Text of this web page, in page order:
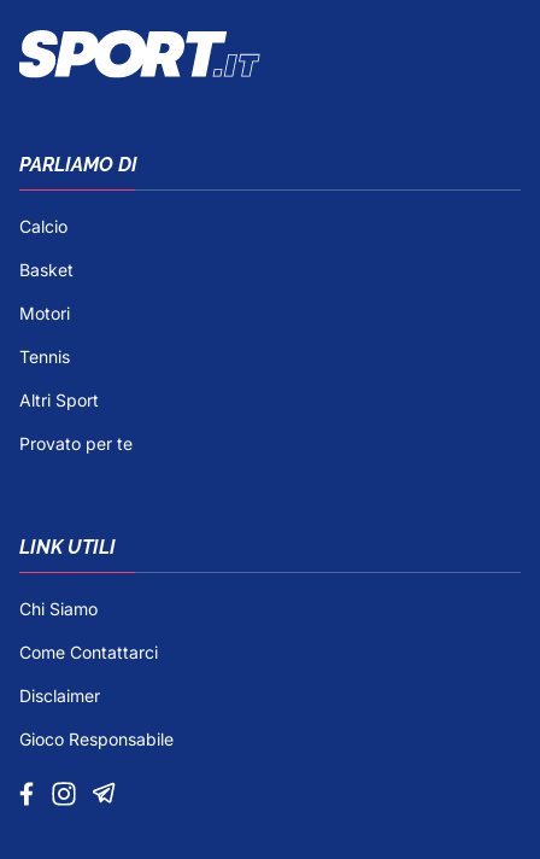
PARLIAMO DI
Calcio
Basket
Motori
Tennis
Altri Sport
Provato per te
LINK UTILI
Chi Siamo
Come Contattarci
Disclaimer
Gioco Responsabile